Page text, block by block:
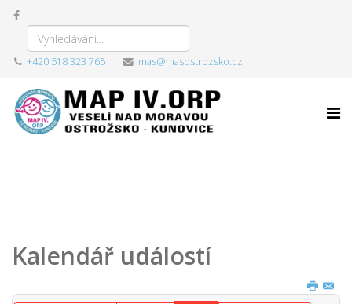
+420 518 323 765 mas@masostrozsko.cz
Kalendář událostí